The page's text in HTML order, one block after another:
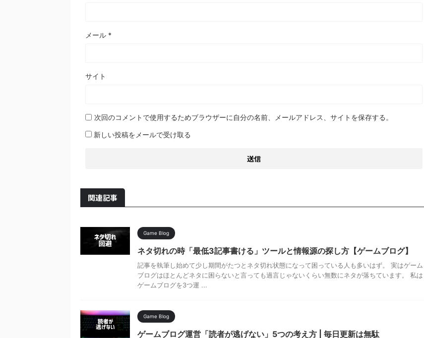
メール *
サイト
次回のコメントで使用するためブラウザーに自分の名前、メールアドレス、サイトを保存する。
新しい投稿をメールで受け取る
関連記事
Game Blog
ネタ切れの時「最低3記事書ける」ツールと情報源の探し方【ゲームブログ】
記事を執筆し始めて少し期間がたつとネタ切れ状態になって困っている人も多いはず。 実はゲーム
ブログはほとんどネタに困らないと言っても過言じゃないくらい無数にネタが落ちています。 私は
ゲームブログを3つ運 ...
Game Blog
ゲームブログ運営「読者が逃げない」5つの考え方 | 毎日更新は無駄